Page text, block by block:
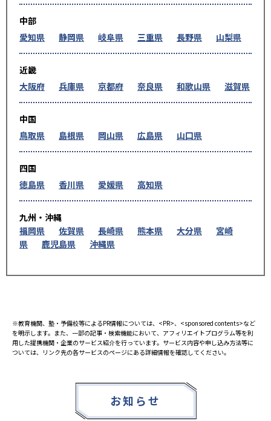
中部
愛知県
静岡県 岐阜県 三重県 長野県 山梨県
近畿
大阪府
兵庫県 京都府 奈良県 和歌山県 滋賀県
中国
鳥取県
島根県 岡山県 広島県 山口県
四国
徳島県
香川県 愛媛県 高知県
九州・沖縄
福岡県
佐賀県 長崎県 熊本県 大分県
宮崎
県
鹿児島県 沖縄県
※教育機関、塾・予備校等によるPR情報については、<PR>、<sponsored contents>など
を明示します。また、一部の記事・検索機能において、アフィリエイトプログラム等を利
用した提携機関・企業のサービス紹介を行っています。サービス内容や申し込み方法等に
ついては、リンク先の各サービスのページにある詳細情報を確認してください。
お知らせ